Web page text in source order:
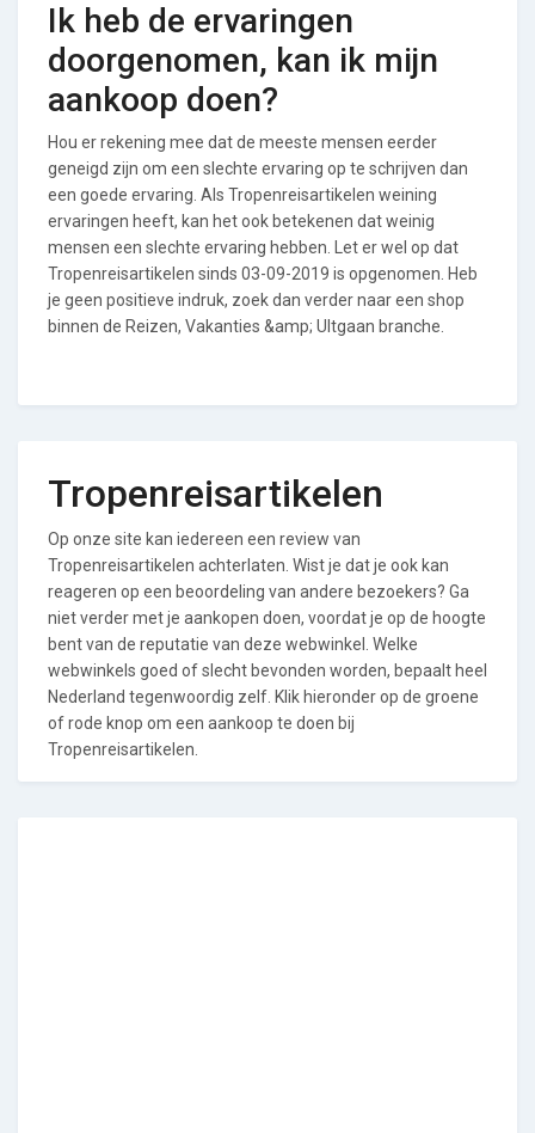
Ik heb de ervaringen
doorgenomen, kan ik mijn
aankoop doen?
Hou er rekening mee dat de meeste mensen eerder
geneigd zijn om een slechte ervaring op te schrijven dan
een goede ervaring. Als Tropenreisartikelen weining
ervaringen heeft, kan het ook betekenen dat weinig
mensen een slechte ervaring hebben. Let er wel op dat
Tropenreisartikelen sinds 03-09-2019 is opgenomen. Heb
je geen positieve indruk, zoek dan verder naar een shop
binnen de Reizen, Vakanties &amp; UItgaan branche.
Tropenreisartikelen
Op onze site kan iedereen een review van
Tropenreisartikelen achterlaten. Wist je dat je ook kan
reageren op een beoordeling van andere bezoekers? Ga
niet verder met je aankopen doen, voordat je op de hoogte
bent van de reputatie van deze webwinkel. Welke
webwinkels goed of slecht bevonden worden, bepaalt heel
Nederland tegenwoordig zelf. Klik hieronder op de groene
of rode knop om een aankoop te doen bij
Tropenreisartikelen.